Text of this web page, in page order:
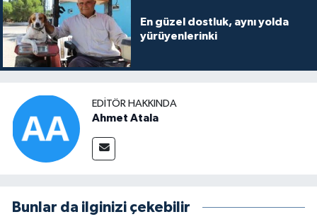
En güzel dostluk, aynı yolda
yürüyenlerinki
EDITÖR HAKKINDA
Ahmet Atala
Bunlar da ilginizi çekebilir